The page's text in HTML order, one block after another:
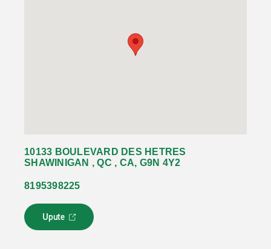
10133 BOULEVARD DES HETRES
SHAWINIGAN , QC , CA, G9N 4Y2
8195398225
Upute
L
i